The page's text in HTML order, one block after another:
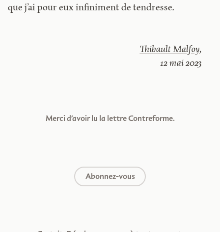
que j’ai pour eux infiniment de tendresse.
Thibault Malfoy,
12 mai 2023
Merci d’avoir lu la lettre Contreforme.
Abonnez-vous